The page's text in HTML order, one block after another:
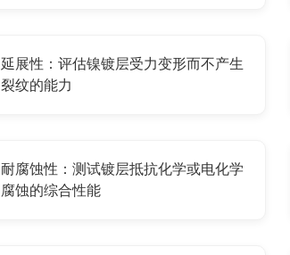
延展性：评估镍镀层受力变形而不产生
裂纹的能力
耐腐蚀性：测试镀层抵抗化学或电化学
腐蚀的综合性能